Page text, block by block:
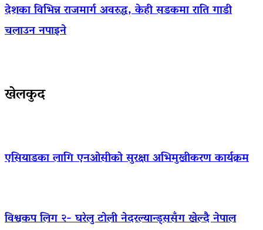
देशका विभिन्न राजमार्ग अवरुद्ध, केही सडकमा राति गाडी
चलाउन नपाइने
खेलकुद
एसियाडका लागि एनओसीको सुरक्षा अभिमुखीकरण कार्यक्रम
विश्वकप लिग २- घरेलु टोली नेदरल्यान्ड्ससँग खेल्दै नेपाल